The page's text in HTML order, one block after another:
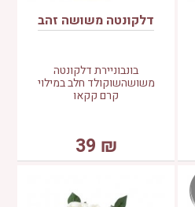
דלקונטה משושה זהב
בונבוניירת דלקונטה
משושהשוקולד חלב במילוי
קרם קקאו
₪
39